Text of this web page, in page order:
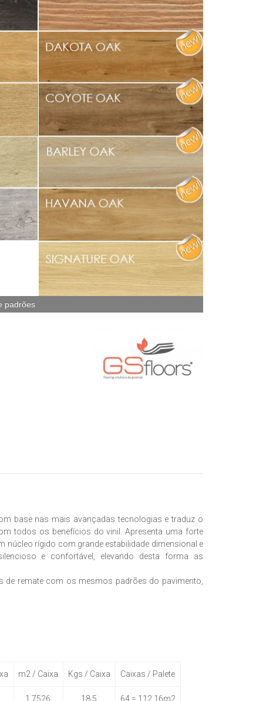
padrões
base nas mais avançadas tecnologias e traduz o
todos os benefícios do vinil. Apresenta uma forte
núcleo rígido com grande estabilidade dimensional e
e confortável, elevando desta forma as
de remate com os mesmos padrões do pavimento,
m2 / Caixa Kgs / Caixa Caixas / Palete
1,7526 18,5 64 = 112,16m2